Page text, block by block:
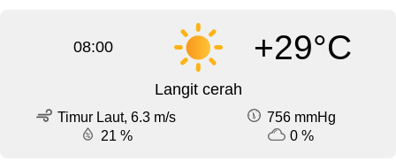
08:00 +29°C
Langit cerah
Timur Laut, 6.3 m/s
756 mmHg
21 %
0 %